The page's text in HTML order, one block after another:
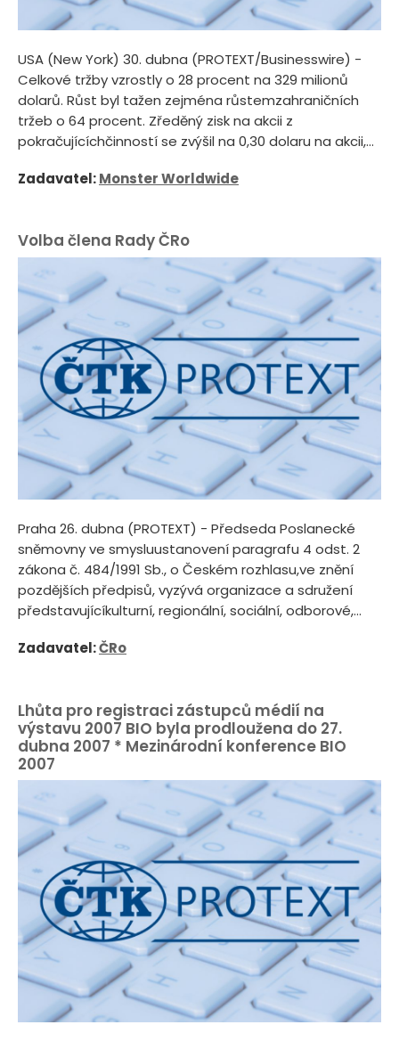
USA (New York) 30. dubna (PROTEXT/Businesswire) -
Celkové tržby vzrostly o 28 procent na 329 milionů
dolarů. Růst byl tažen zejména růstemzahraničních
tržeb o 64 procent. Zředěný zisk na akcii z
pokračujícíchčinností se zvýšil na 0,30 dolaru na akcii,...
Zadavatel:Monster Worldwide
Volba člena Rady ČRo
Praha 26. dubna (PROTEXT) - Předseda Poslanecké
sněmovny ve smysluustanovení paragrafu 4 odst. 2
zákona č. 484/1991 Sb., o Českém rozhlasu,ve znění
pozdějších předpisů, vyzývá organizace a sdružení
představujícíkulturní, regionální, sociální, odborové,...
Zadavatel:ČRo
Lhůta pro registraci zástupců médií na
výstavu 2007 BIO byla prodloužena do 27.
dubna 2007 * Mezinárodní konference BIO
2007